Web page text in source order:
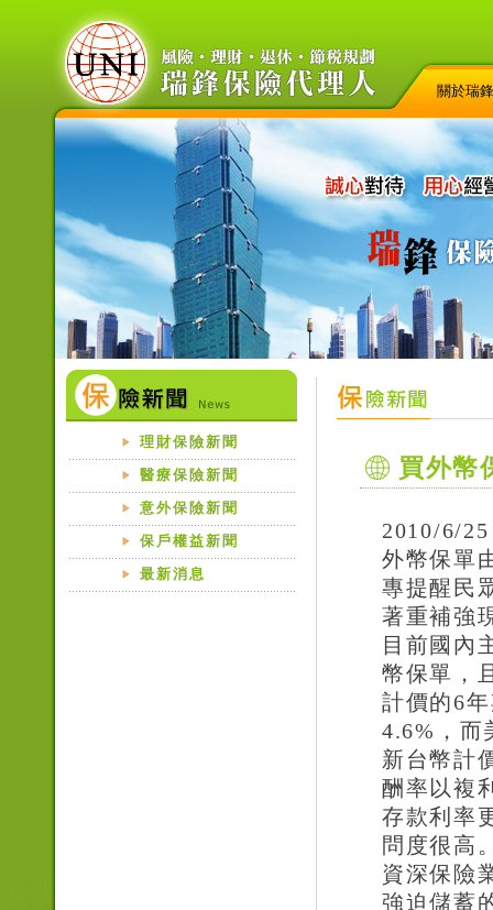
關於瑞鋒
理財保險新聞
醫療保險新聞
意外保險新聞
保戶權益新聞
最新消息
買外幣
2010/6/25
外幣保單
專提醒民
著重補強
目前國內
幣保單，
計價的6
4.6% ，
新台幣計
酬率以複
存款利率
問度很高
資深保險
強迫儲蓄